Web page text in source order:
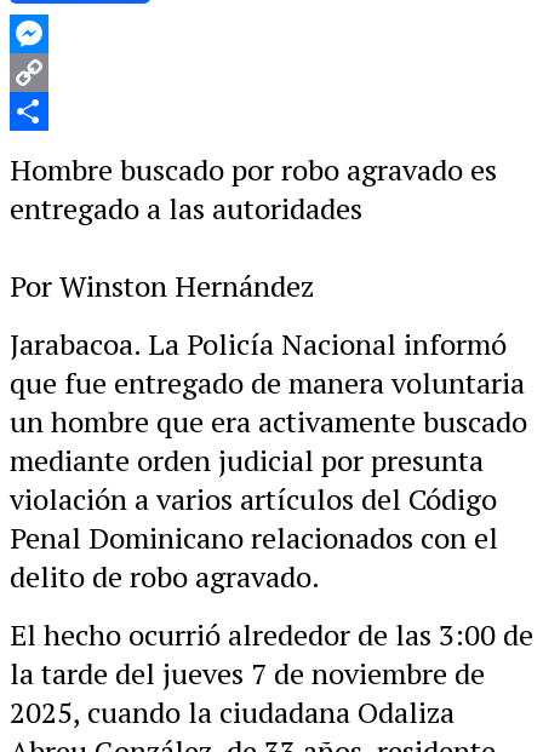
Messenger
Copy
Hombre buscado por robo agravado es
entregado a las autoridades
Por Winston Hernández
Jarabacoa. La Policía Nacional informó
que fue entregado de manera voluntaria
un hombre que era activamente buscado
mediante orden judicial por presunta
violación a varios artículos del Código
Penal Dominicano relacionados con el
delito de robo agravado.
El hecho ocurrió alrededor de las 3:00 de
la tarde del jueves 7 de noviembre de
2025, cuando la ciudadana Odaliza